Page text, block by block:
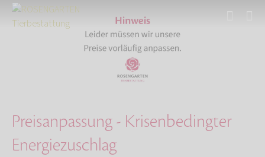
Aktuelles
Preisanpassung - Krisenbedingter Energiezusch…
Preisanpassung - Krisenbedingter
Energiezuschlag